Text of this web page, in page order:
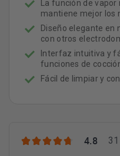
La función de
mantiene mejor los
Diseño elegante en
con otros
Interfaz intuitiva y
funciones de
Fácil de limpiar y
4.8